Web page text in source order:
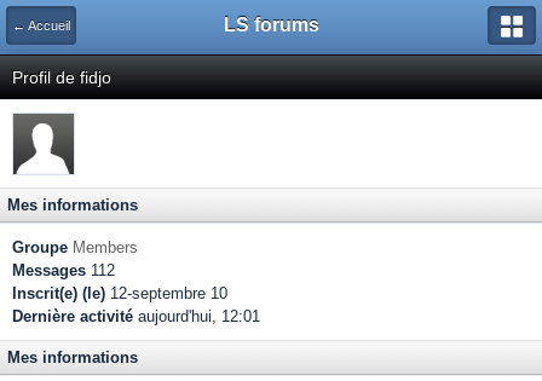
← Accueil LS forums
Profil de fidjo
Mes informations
Groupe Members
Messages 112
Inscrit(e) (le) 12-septembre 10
Dernière activité aujourd'hui, 12:01
Mes informations